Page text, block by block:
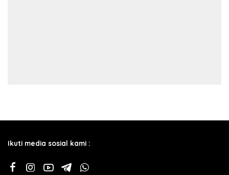
Ikuti media sosial kami :